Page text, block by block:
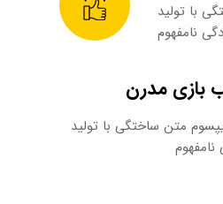
با تولید
نامفهوم
بازی مدرن
متن ساختگی با تولید